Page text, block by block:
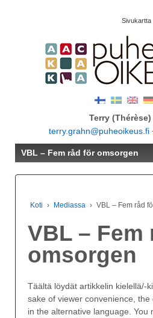
Sivukartta
Terry
terry.grahn@puheoikeus.fi
VBL – Fem råd för omsorgen
Koti › Mediassa › VBL – Fem råd
VBL – Fem
omsorgen
Täältä löydät artikkelin kielellä/-
sake of viewer convenience,
in the alternative language. You